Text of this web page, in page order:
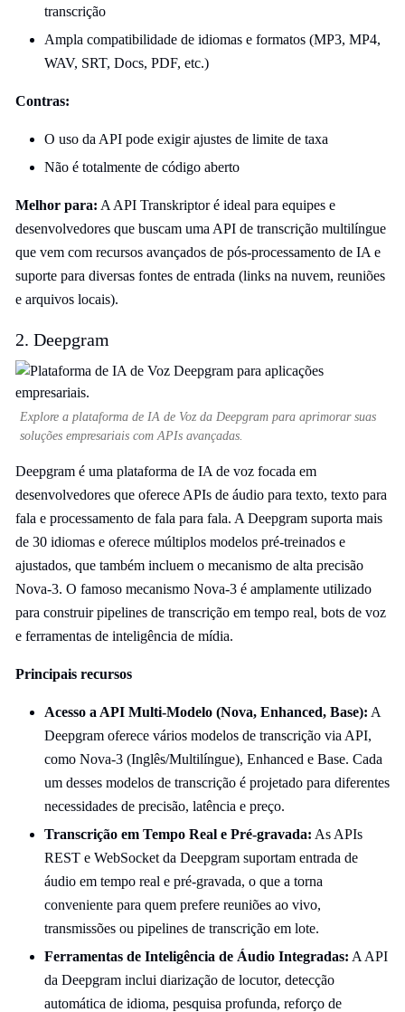
transcrição
Ampla compatibilidade de idiomas e formatos (MP3, MP4,
WAV, SRT, Docs, PDF, etc.)
Contras:
O uso da API pode exigir ajustes de limite de taxa
Não é totalmente de código aberto
Melhor para: A API Transkriptor é ideal para equipes e
desenvolvedores que buscam uma API de transcrição multilíngue
que vem com recursos avançados de pós-processamento de IA e
suporte para diversas fontes de entrada (links na nuvem, reuniões
e arquivos locais).
2. Deepgram
Explore a plataforma de IA de Voz da Deepgram para aprimorar suas
soluções empresariais com APIs avançadas.
Deepgram é uma plataforma de IA de voz focada em
desenvolvedores que oferece APIs de áudio para texto, texto para
fala e processamento de fala para fala. A Deepgram suporta mais
de 30 idiomas e oferece múltiplos modelos pré-treinados e
ajustados, que também incluem o mecanismo de alta precisão
Nova-3. O famoso mecanismo Nova-3 é amplamente utilizado
para construir pipelines de transcrição em tempo real, bots de voz
e ferramentas de inteligência de mídia.
Principais recursos
Acesso a API Multi-Modelo (Nova, Enhanced, Base): A
Deepgram oferece vários modelos de transcrição via API,
como Nova-3 (Inglês/Multilíngue), Enhanced e Base. Cada
um desses modelos de transcrição é projetado para diferentes
necessidades de precisão, latência e preço.
Transcrição em Tempo Real e Pré-gravada: As APIs
REST e WebSocket da Deepgram suportam entrada de
áudio em tempo real e pré-gravada, o que a torna
conveniente para quem prefere reuniões ao vivo,
transmissões ou pipelines de transcrição em lote.
Ferramentas de Inteligência de Áudio Integradas: A API
da Deepgram inclui diarização de locutor, detecção
automática de idioma, pesquisa profunda, reforço de